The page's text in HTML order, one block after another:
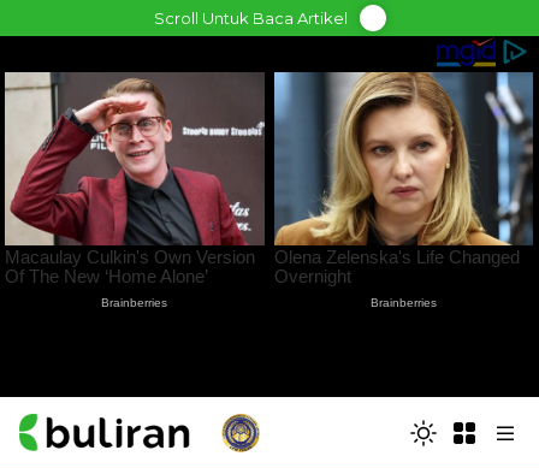
to
Scroll Untuk Baca Artikel